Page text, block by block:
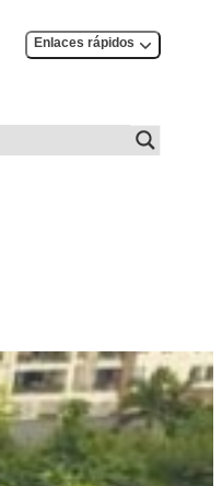
Enlaces rápidos